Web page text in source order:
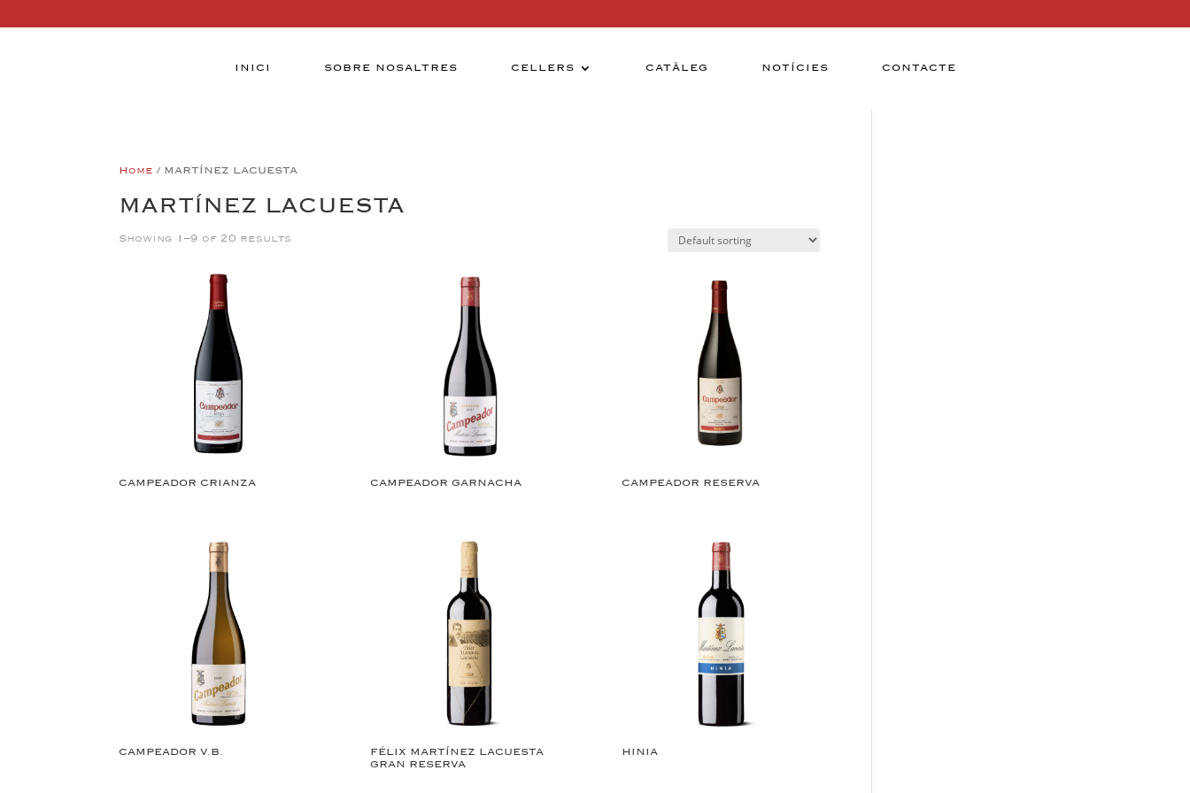
INICI SOBRE NOSALTRES CELLERS CATÀLEG NOTÍCIES CONTACTE
Home / MARTÍNEZ LACUESTA
MARTÍNEZ LACUESTA
Showing 1–9 of 20 results
CAMPEADOR CRIANZA CAMPEADOR GARNACHA CAMPEADOR RESERVA
CAMPEADOR V.B.
FÉLIX MARTÍNEZ LACUESTA
GRAN RESERVA
HINIA